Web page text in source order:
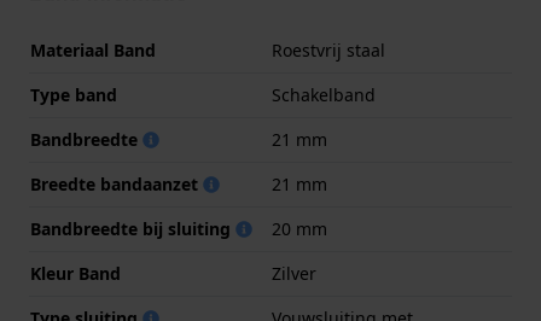
Materiaal Band
Roestvrij staal
Type band
Schakelband
Bandbreedte
21 mm
Breedte bandaanzet
21 mm
Bandbreedte bij sluiting
20 mm
Kleur Band
Zilver